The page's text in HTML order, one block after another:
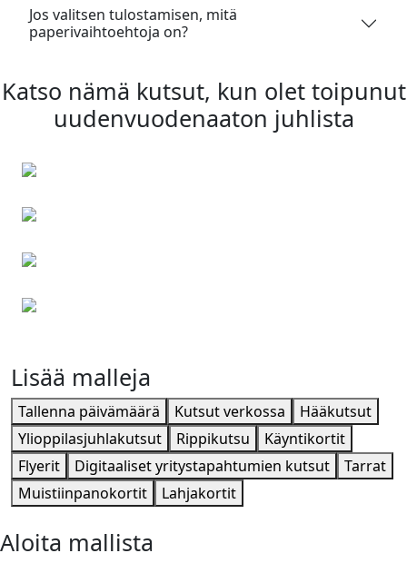
Jos valitsen tulostamisen, mitä
paperivaihtoehtoja on?
Katso nämä kutsut, kun olet toipunut
uudenvuodenaaton juhlista
Lisää malleja
Tallenna päivämäärä Kutsut verkossa
Hääkutsut
Ylioppilasjuhlakutsut
Rippikutsu
Käyntikortit
Flyerit
Digitaaliset yritystapahtumien kutsut
Tarrat
Muistiinpanokortit
Lahjakortit
Aloita mallista